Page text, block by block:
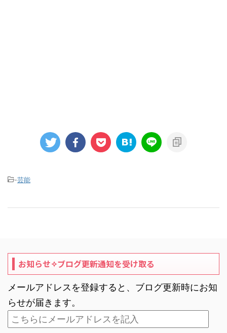
-芸能
お知らせ✧ブログ更新通知を受け取る
メールアドレスを登録すると、ブログ更新時にお知
らせが届きます。